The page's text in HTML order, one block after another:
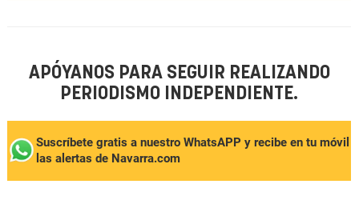
APÓYANOS PARA SEGUIR REALIZANDO
PERIODISMO INDEPENDIENTE.
Suscríbete gratis a nuestro WhatsAPP y recibe en tu móvil
las alertas de Navarra.com